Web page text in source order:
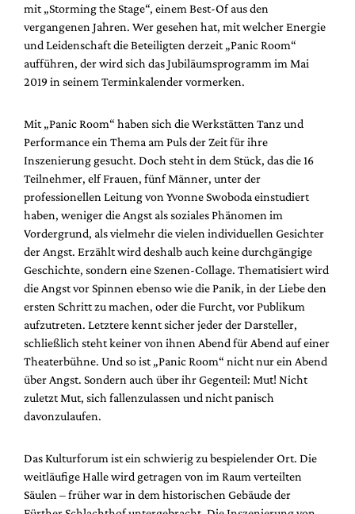
mit „Storming the Stage“, einem Best-Of aus den
vergangenen Jahren. Wer gesehen hat, mit welcher Energie
und Leidenschaft die Beteiligten derzeit „Panic Room“
aufführen, der wird sich das Jubiläumsprogramm im Mai
2019 in seinem Terminkalender vormerken.
Mit „Panic Room“ haben sich die Werkstätten Tanz und
Performance ein Thema am Puls der Zeit für ihre
Inszenierung gesucht. Doch steht in dem Stück, das die 16
Teilnehmer, elf Frauen, fünf Männer, unter der
professionellen Leitung von Yvonne Swoboda einstudiert
haben, weniger die Angst als soziales Phänomen im
Vordergrund, als vielmehr die vielen individuellen Gesichter
der Angst. Erzählt wird deshalb auch keine durchgängige
Geschichte, sondern eine Szenen-Collage. Thematisiert wird
die Angst vor Spinnen ebenso wie die Panik, in der Liebe den
ersten Schritt zu machen, oder die Furcht, vor Publikum
aufzutreten. Letztere kennt sicher jeder der Darsteller,
schließlich steht keiner von ihnen Abend für Abend auf einer
Theaterbühne. Und so ist „Panic Room“ nicht nur ein Abend
über Angst. Sondern auch über ihr Gegenteil: Mut! Nicht
zuletzt Mut, sich fallenzulassen und nicht panisch
davonzulaufen.
Das Kulturforum ist ein schwierig zu bespielender Ort. Die
weitläufige Halle wird getragen von im Raum verteilten
Säulen – früher war in dem historischen Gebäude der